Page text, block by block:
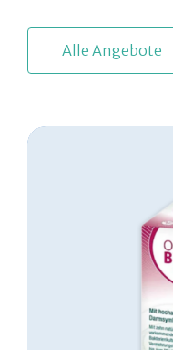
A le Angebote